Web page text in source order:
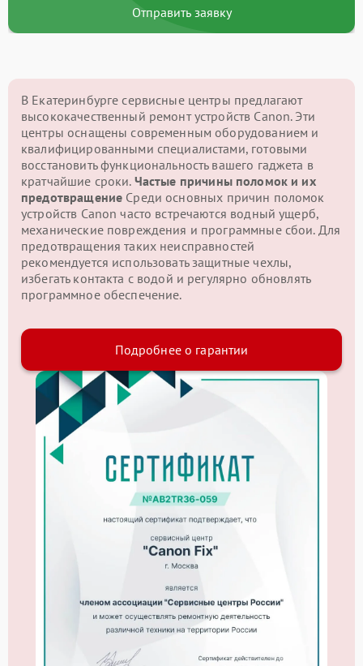
Отправить заявку
В Екатеринбурге сервисные центры предлагают
высококачественный ремонт устройств Canon. Эти
центры оснащены современным оборудованием и
квалифицированными специалистами, готовыми
восстановить функциональность вашего гаджета в
кратчайшие сроки. Частые причины поломок и их
предотвращение Среди основных причин поломок
устройств Canon часто встречаются водный ущерб,
механические повреждения и программные сбои. Для
предотвращения таких неисправностей
рекомендуется использовать защитные чехлы,
избегать контакта с водой и регулярно обновлять
программное обеспечение.
Подробнее о гарантии